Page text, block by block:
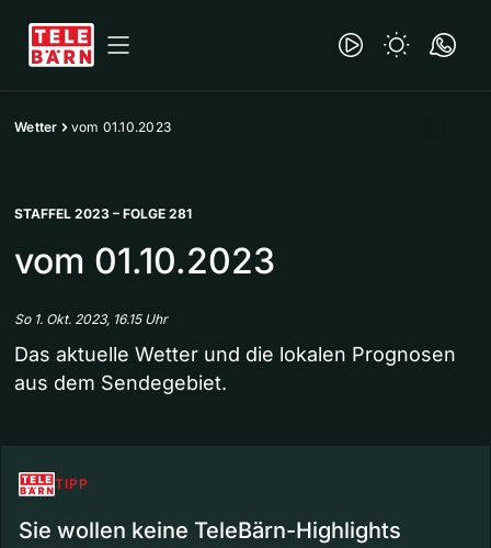
Wetter vom 01.10.2023
STAFFEL 2023 – FOLGE 281
vom 01.10.2023
So 1. Okt. 2023, 16.15 Uhr
Das aktuelle Wetter und die lokalen Prognosen
aus dem Sendegebiet.
TIPP
Sie wollen keine TeleBärn-Highlights